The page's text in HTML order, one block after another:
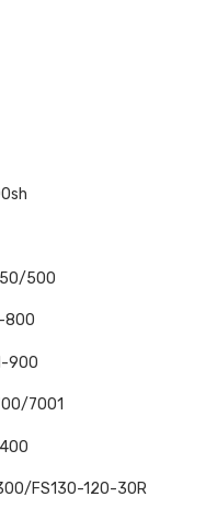
50/500
800
900
7001
300/FS130-120-30R